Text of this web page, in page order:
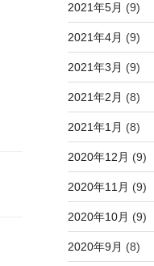
2021年5月 (9)
2021年4月 (9)
2021年3月 (9)
2021年2月 (8)
2021年1月 (8)
2020年12月 (9)
2020年11月 (9)
2020年10月 (9)
2020年9月 (8)